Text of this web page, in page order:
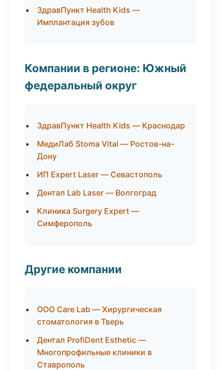
ЗдравПункт Health Kids —
Имплантация зубов
Компании в регионе: Южный
федеральный округ
ЗдравПункт Health Kids — Краснодар
МедиЛаб Stoma Vital — Ростов-на-
Дону
ИП Expert Laser — Севастополь
Дентал Lab Laser — Волгоград
Клиника Surgery Expert —
Симферополь
Другие компании
ООО Care Lab — Хирургическая
стоматология в Тверь
Дентал ProfiDent Esthetic —
Многопрофильные клиники в
Ставрополь